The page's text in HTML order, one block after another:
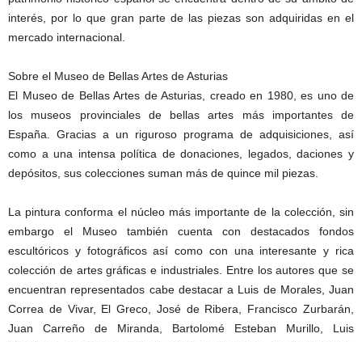
interés, por lo que gran parte de las piezas son adquiridas en el
mercado internacional.
Sobre el Museo de Bellas Artes de Asturias
El Museo de Bellas Artes de Asturias, creado en 1980, es uno de
los museos provinciales de bellas artes más importantes de
España. Gracias a un riguroso programa de adquisiciones, así
como a una intensa política de donaciones, legados, daciones y
depósitos, sus colecciones suman más de quince mil piezas.
La pintura conforma el núcleo más importante de la colección, sin
embargo el Museo también cuenta con destacados fondos
escultóricos y fotográficos así como con una interesante y rica
colección de artes gráficas e industriales. Entre los autores que se
encuentran representados cabe destacar a Luis de Morales, Juan
Correa de Vivar, El Greco, José de Ribera, Francisco Zurbarán,
Juan Carreño de Miranda, Bartolomé Esteban Murillo, Luis